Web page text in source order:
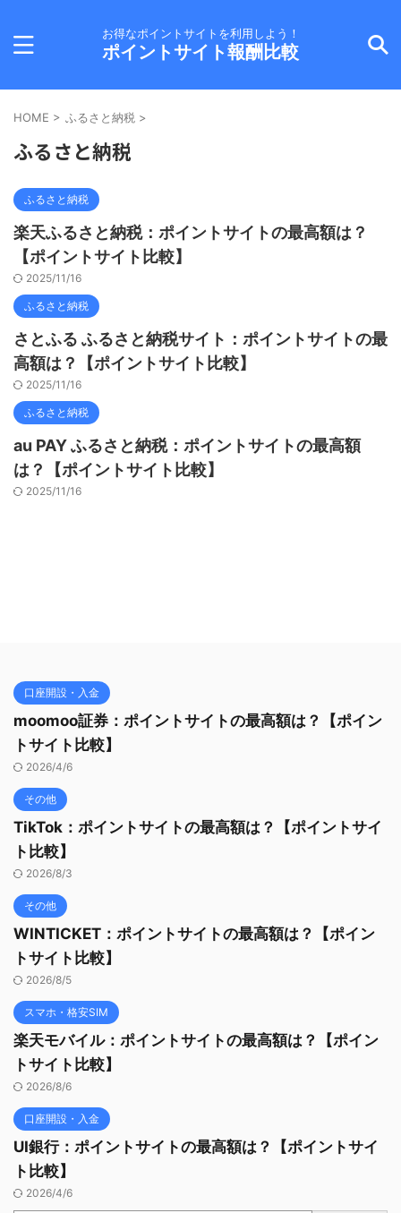
お得なポイントサイトを利用しよう！
ポイントサイト報酬比較
HOME > ふるさと納税 >
ふるさと納税
ふるさと納税
楽天ふるさと納税：ポイントサイトの最高額は？
【ポイントサイト比較】
2025/11/16
ふるさと納税
さとふる ふるさと納税サイト：ポイントサイトの最
高額は？【ポイントサイト比較】
2025/11/16
ふるさと納税
au PAY ふるさと納税：ポイントサイトの最高額
は？【ポイントサイト比較】
2025/11/16
口座開設・入金
moomoo証券：ポイントサイトの最高額は？【ポイン
トサイト比較】
2026/4/6
その他
TikTok：ポイントサイトの最高額は？【ポイントサイ
ト比較】
2026/8/3
その他
WINTICKET：ポイントサイトの最高額は？【ポイン
トサイト比較】
2026/8/5
スマホ・格安SIM
楽天モバイル：ポイントサイトの最高額は？【ポイン
トサイト比較】
2026/8/6
口座開設・入金
UI銀行：ポイントサイトの最高額は？【ポイントサイ
ト比較】
2026/4/6